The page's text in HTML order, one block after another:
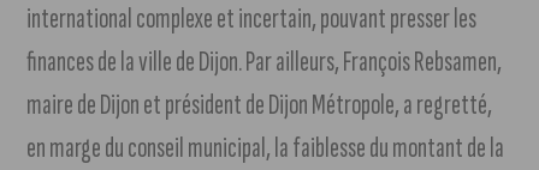
international complexe et incertain, pouvant presser les
finances de la ville de Dijon. Par ailleurs, François Rebsamen,
maire de Dijon et président de Dijon Métropole, a regretté,
en marge du conseil municipal, la faiblesse du montant de la